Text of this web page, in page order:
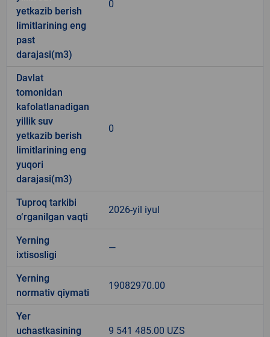
yetkazib berish
limitlarining eng
past
darajasi(m3)
0
Davlat
tomonidan
kafolatlanadigan
yillik suv
yetkazib berish
limitlarining eng
yuqori
darajasi(m3)
0
Tuproq tarkibi
o‘rganilgan vaqti
2026-yil iyul
Yerning
ixtisosligi
—
Yerning
normativ qiymati
19082970.00
Yer
uchastkasining
9 541 485.00 UZS